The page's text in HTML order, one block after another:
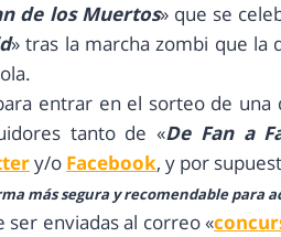
de los Muertos» que se
» tras la marcha zombi que la
entrar en el sorteo de
tanto de «De Fan a
y/o Facebook, y por
más segura y recomendable para
ser enviadas al correo «